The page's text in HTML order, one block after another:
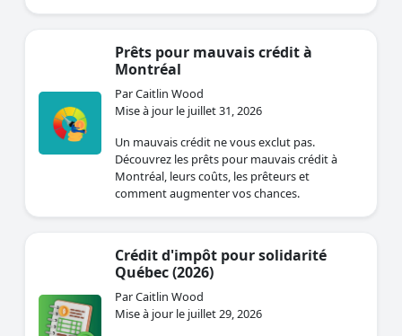
Prêts pour mauvais crédit à
Montréal
Par Caitlin Wood
Mise à jour le juillet 31, 2026
Un mauvais crédit ne vous exclut pas.
Découvrez les prêts pour mauvais crédit à
Montréal, leurs coûts, les prêteurs et
comment augmenter vos chances.
Crédit d'impôt pour solidarité
Québec (2026)
Par Caitlin Wood
Mise à jour le juillet 29, 2026